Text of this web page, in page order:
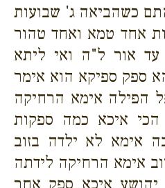
כשהביאה ג' שבועות
אחד טמא ואחד טהור
אור ל"ה ואי ליתא
ספק ספיקא הוא אימר
הפילה אימא הרחיקה
הכי איכא כמה ספקות
אימא לא ילדה בזוב
אימא הרחיקה לידתה